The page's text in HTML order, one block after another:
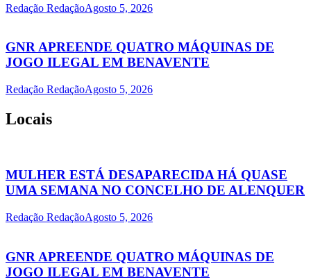
Redação RedaçãoAgosto 5, 2026
GNR APREENDE QUATRO MÁQUINAS DE
JOGO ILEGAL EM BENAVENTE
Redação RedaçãoAgosto 5, 2026
Locais
MULHER ESTÁ DESAPARECIDA HÁ QUASE
UMA SEMANA NO CONCELHO DE ALENQUER
Redação RedaçãoAgosto 5, 2026
GNR APREENDE QUATRO MÁQUINAS DE
JOGO ILEGAL EM BENAVENTE